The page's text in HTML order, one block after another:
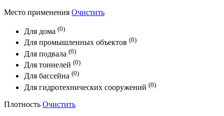
Место применения Очистить
Для дома (0)
Для промышленных объектов (0)
Для подвала (0)
Для тоннелей (0)
Для бассейна (0)
Для гидротехнических сооружений (0)
Плотность Очистить